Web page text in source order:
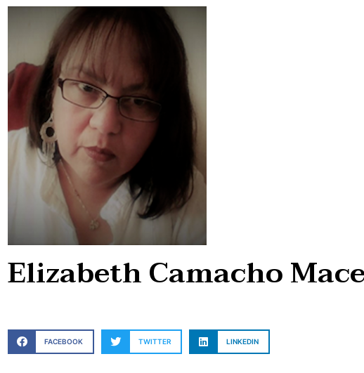
Elizabeth Camacho
FACEBOOK TWITTER LINKEDIN